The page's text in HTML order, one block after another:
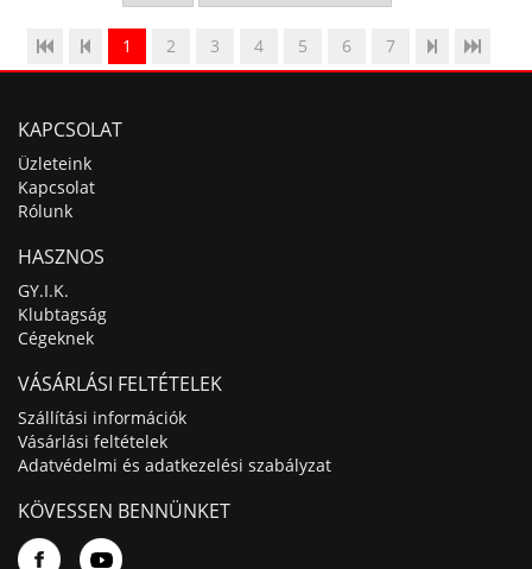
1 2 3 4 5 6 7
KAPCSOLAT
Üzleteink
Kapcsolat
Rólunk
HASZNOS
GY.I.K.
Klubtagság
Cégeknek
VÁSÁRLÁSI FELTÉTELEK
Szállítási információk
Vásárlási feltételek
Adatvédelmi és adatkezelési szabályzat
KÖVESSEN BENNÜNKET